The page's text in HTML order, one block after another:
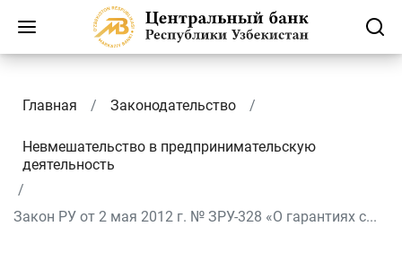
Главная Законодательство
Невмешательство в предпринимательскую
деятельность
Закон РУ от 2 мая 2012 г. № ЗРУ-328 «О гарантиях с...